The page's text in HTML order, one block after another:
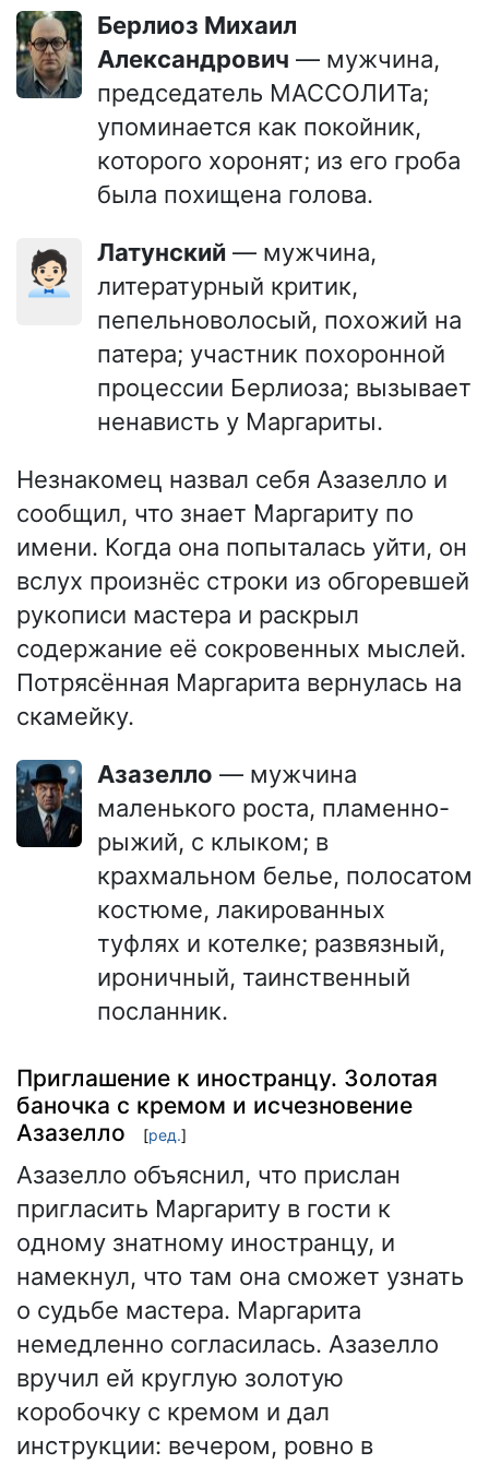
Берлиоз Михаил
Александрович — мужчина,
председатель МАССОЛИТа;
упоминается как покойник,
которого хоронят; из его гроба
была похищена голова.
🧑🏻‍💼 Латунский — мужчина,
литературный критик,
пепельноволосый, похожий на
патера; участник похоронной
процессии Берлиоза; вызывает
ненависть у Маргариты.
Незнакомец назвал себя Азазелло и
сообщил, что знает Маргариту по
имени. Когда она попыталась уйти, он
вслух произнёс строки из обгоревшей
рукописи мастера и раскрыл
содержание её сокровенных мыслей.
Потрясённая Маргарита вернулась на
скамейку.
Азазелло — мужчина
маленького роста, пламенно-
рыжий, с клыком; в
крахмальном белье, полосатом
костюме, лакированных
туфлях и котелке; развязный,
ироничный, таинственный
посланник.
Приглашение к иностранцу. Золотая
баночка с кремом и исчезновение
Азазелло
[ред.]
Азазелло объяснил, что прислан
пригласить Маргариту в гости к
одному знатному иностранцу, и
намекнул, что там она сможет узнать
о судьбе мастера. Маргарита
немедленно согласилась. Азазелло
вручил ей круглую золотую
коробочку с кремом и дал
инструкции: вечером, ровно в